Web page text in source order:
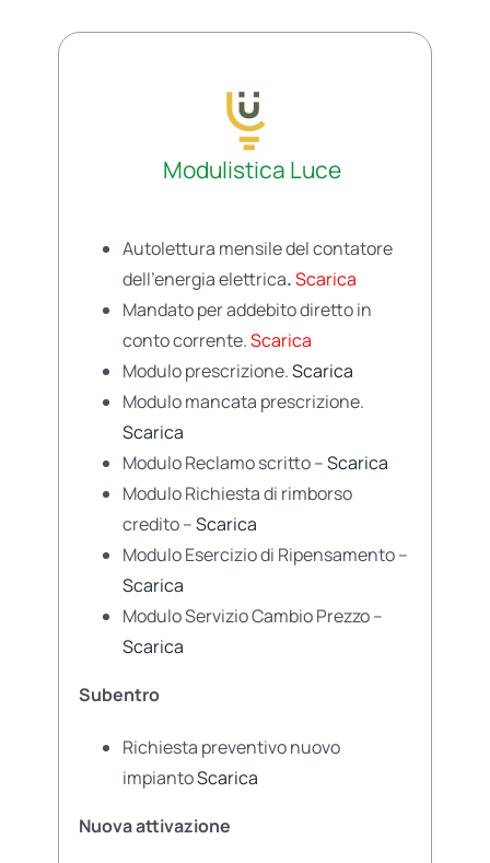
Modulistica Luce
Autolettura mensile del contatore
dell’energia elettrica.Scarica
Mandato per addebito diretto in
conto corrente.Scarica
Modulo prescrizione.Scarica
Modulo mancata prescrizione.
Scarica
Modulo Reclamo scritto –Scarica
Modulo Richiesta di rimborso
credito –Scarica
Modulo Esercizio di Ripensamento –
Scarica
Modulo Servizio Cambio Prezzo –
Scarica
Subentro
Richiesta preventivo nuovo
impiantoScarica
Nuova attivazione